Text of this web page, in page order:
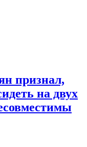
признал,
на двух